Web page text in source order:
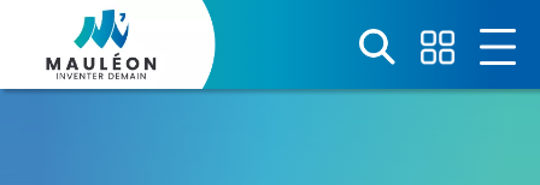
Panneau de gestion des cookies